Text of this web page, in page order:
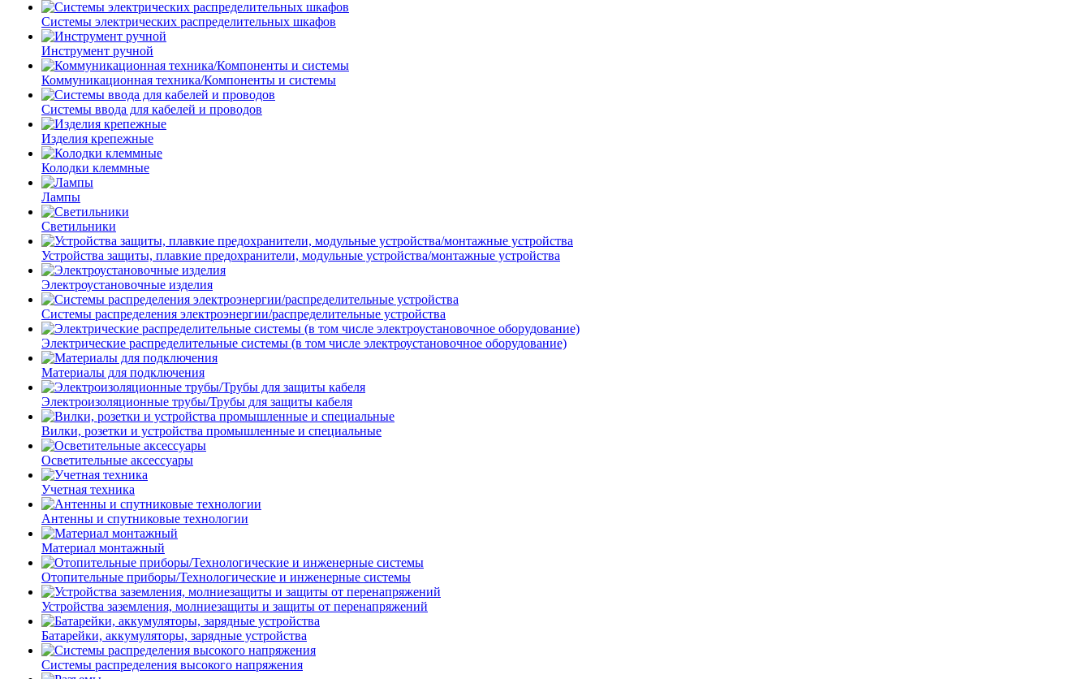
Системы электрических распределительных шкафов
Инструмент ручной
Коммуникационная техника/Компоненты и системы
Системы ввода для кабелей и проводов
Изделия крепежные
Колодки клеммные
Лампы
Светильники
Устройства защиты, плавкие предохранители, модульные устройства/монтажные устройства
Электроустановочные изделия
Системы распределения электроэнергии/распределительные устройства
Электрические распределительные системы (в том числе электроустановочное оборудование)
Материалы для подключения
Электроизоляционные трубы/Трубы для защиты кабеля
Вилки, розетки и устройства промышленные и специальные
Осветительные аксессуары
Учетная техника
Антенны и спутниковые технологии
Материал монтажный
Отопительные приборы/Технологические и инженерные системы
Устройства заземления, молниезащиты и защиты от перенапряжений
Батарейки, аккумуляторы, зарядные устройства
Системы распределения высокого напряжения